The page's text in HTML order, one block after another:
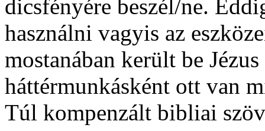
dicsfényére beszél/ne.
használni vagyis az
mostanában került be
háttérmunkásként ott van
Túl kompenzált bibliai